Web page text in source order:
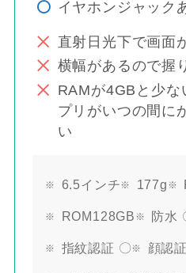
イヤホンジャック
直射日光下で画面
横幅があるので握
RAMが4GBと少な
プリがいつの間に
い
6.5インチ 177g
ROM128GB 防水
指紋認証 〇 顔認